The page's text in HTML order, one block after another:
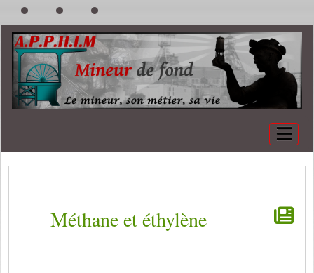
Méthane et éthylène